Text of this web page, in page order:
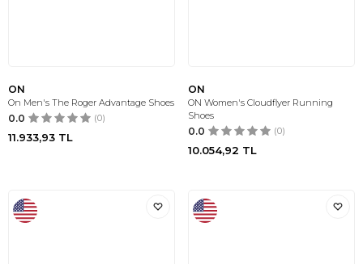
ON
On Men's The Roger Advantage Shoes
0.0 (0)
11.933,93 TL
ON
ON Women's Cloudflyer Running
Shoes
0.0 (0)
10.054,92 TL